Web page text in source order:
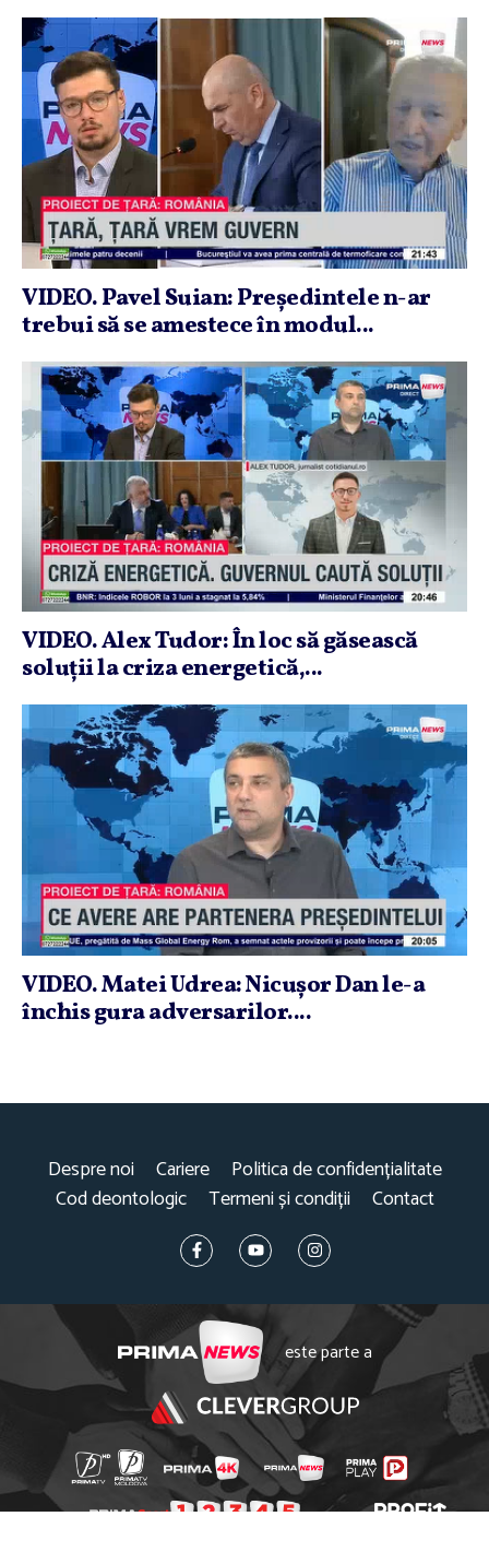
VIDEO. Pavel Suian: Preşedintele n-ar
trebui să se amestece în modul...
VIDEO. Alex Tudor: În loc să găsească
soluţii la criza energetică,...
VIDEO. Matei Udrea: Nicuşor Dan le-a
închis gura adversarilor....
Despre noi Cariere
Politica de confidențialitate
Cod deontologic
Termeni și condiții Contact
este parte a